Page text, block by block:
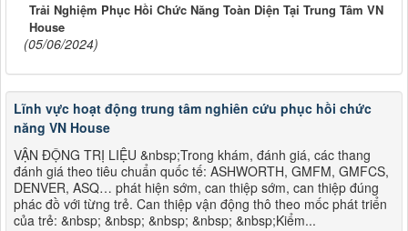
Trải Nghiệm Phục Hồi Chức Năng Toàn Diện Tại Trung Tâm VN
House
(05/06/2024)
Lĩnh vực hoạt động trung tâm nghiên cứu phục hồi chức
năng VN House
VẬN ĐỘNG TRỊ LIỆU &nbsp;Trong khám, đánh giá, các thang
đánh giá theo tiêu chuẩn quốc tế: ASHWORTH, GMFM, GMFCS,
DENVER, ASQ… phát hiện sớm, can thiệp sớm, can thiệp đúng
phác đồ với từng trẻ. Can thiệp vận động thô theo mốc phát triển
của trẻ: &nbsp; &nbsp; &nbsp; &nbsp; &nbsp;Kiểm...